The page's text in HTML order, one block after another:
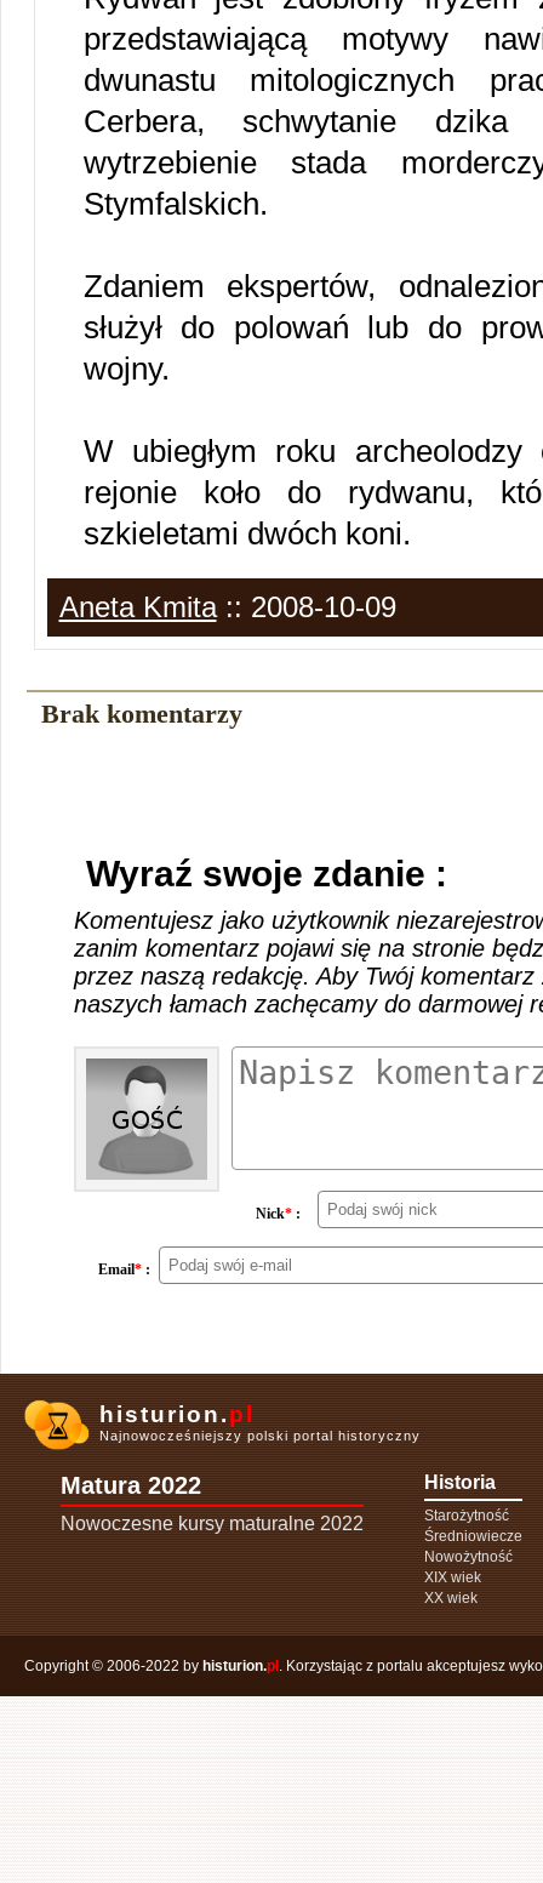
przedstawiającą motywy
dwunastu mitologicznych
Cerbera, schwytanie
wytrzebienie stada
Stymfalskich.
Zdaniem ekspertów,
służył do polowań lub do
wojny.
W ubiegłym roku
rejonie koło do rydwanu,
szkieletami dwóch koni.
Aneta Kmita:: 2008-10-09
Brak komentarzy
Wyraź swoje zdanie :
Komentujesz jako użytkownik
zanim komentarz pojawi się na stronie
przez naszą redakcję. Aby Twój
naszych łamach zachęcamy do darmowej
Nick* :
Email* :
histurion.pl
Najnowocześniejszy polski portal historyczny
Matura 2022
Nowoczesne kursy maturalne 2022
Historia
Starożytność
Średniowiecze
Nowożytność
XIX wiek
XX wiek
Copyright © 2006-2022 by histurion.pl . Korzystając z portalu akceptujesz